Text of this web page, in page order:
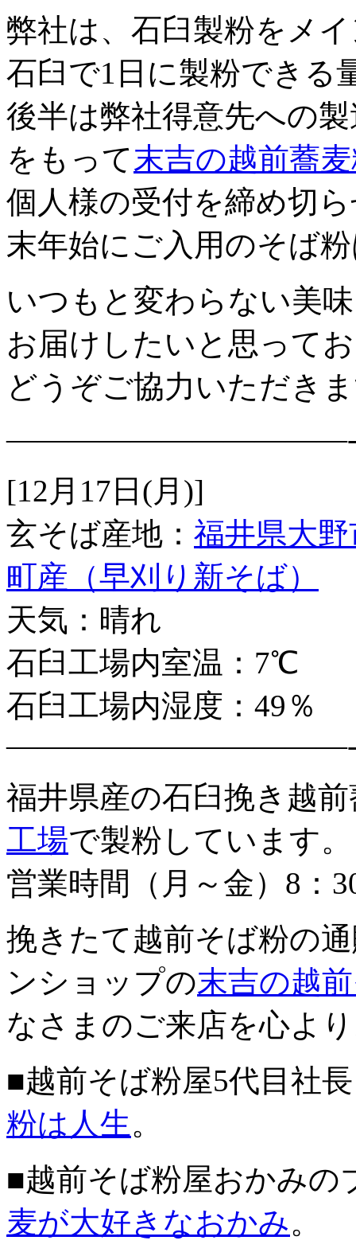
弊社は、石臼製粉をメ
石臼で1日に製粉できる
後半は弊社得意先への
をもって末吉の越前蕎
個人様の受付を締め切
末年始にご入用のそば
いつもと変わらない美
お届けしたいと思って
どうぞご協力いただき
[12月17日(月)]
玄そば産地： 福井県大
町産（早刈り新そば）
天気：晴れ
石臼工場内室温：7℃
石臼工場内湿度：49％
福井県産の石臼挽き越
工場で製粉しています。
営業時間（月～金）8：
挽きたて越前そば粉の
ンショップの末吉の越
なさまのご来店を心よ
■越前そば粉屋5代目社
粉は人生。
■越前そば粉屋おかみの
麦が大好きなおかみ。